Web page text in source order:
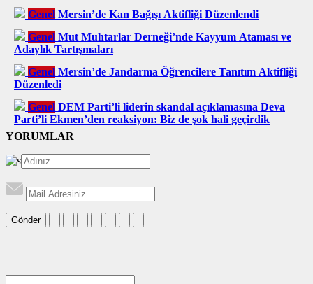
Genel Mersin’de Kan Bağışı Aktifliği Düzenlendi
Genel Mut Muhtarlar Derneği’nde Kayyum Ataması ve
Adaylık Tartışmaları
Genel Mersin’de Jandarma Öğrencilere Tanıtım Aktifliği
Düzenledi
Genel DEM Parti’li liderin skandal açıklamasına Deva
Parti’li Ekmen’den reaksiyon: Biz de şok hali geçirdik
YORUMLAR
Gönder